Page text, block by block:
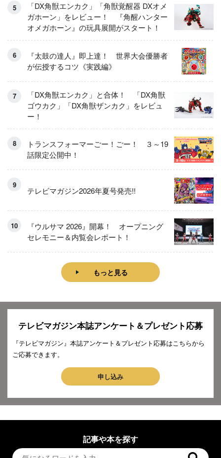
「DX角獣エンカク」「角獣覚醒器 DXオメ
ガホーン」をレビュー！ 『角醒ハンター
オメガホーン』の玩具展開がスタート！
『太鼓の達人』即上達！ 世界大会優勝者
が伝授するコツ《実践編》
「DX角獣エンカク」と合体！ 「DX角獣
ゴウカク」「DX角獣ザンカク」をレビュ
ー！
トランスフォーマーごー！ごー！ ３～19
話限定公開中！
テレビマガジン2026年夏号発売!!
『ウルサマ 2026』開幕！ オープニング
セレモニー＆内覧会レポート！
もっと見る
テレビマガジン本誌アンケート＆プレゼント応募
『テレビマガジン』本誌アンケート＆プレゼント応募はこちらから
ご応募できます。
申し込み
記事や本を探す